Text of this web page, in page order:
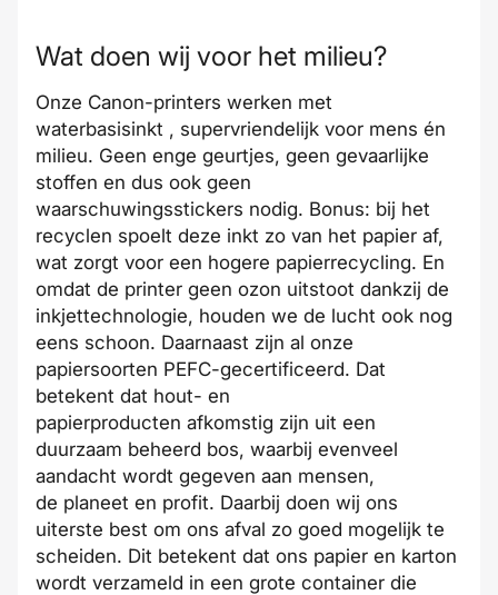
Wat doen wij voor het milieu?
Onze Canon-printers werken met
waterbasisinkt , supervriendelijk voor mens én
milieu. Geen enge geurtjes, geen gevaarlijke
stoffen en dus ook geen
waarschuwingsstickers nodig. Bonus: bij het
recyclen spoelt deze inkt zo van het papier af,
wat zorgt voor een hogere papierrecycling. En
omdat de printer geen ozon uitstoot dankzij de
inkjettechnologie, houden we de lucht ook nog
eens schoon. Daarnaast zijn al onze
papiersoorten PEFC-gecertificeerd. Dat
betekent dat hout- en
papierproducten afkomstig zijn uit een
duurzaam beheerd bos, waarbij evenveel
aandacht wordt gegeven aan mensen,
de planeet en profit. Daarbij doen wij ons
uiterste best om ons afval zo goed mogelijk te
scheiden. Dit betekent dat ons papier en karton
wordt verzameld in een grote container die